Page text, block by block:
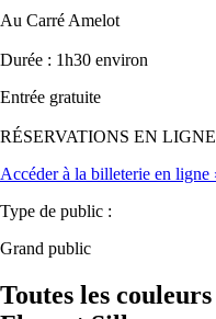
Au Carré Amelot
Durée : 1h30 environ
Entrée gratuite
RÉSERVATIONS EN LIGNE
Accéder à la billeterie en ligne
Type de public :
Grand public
Toutes les